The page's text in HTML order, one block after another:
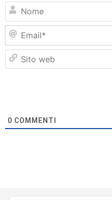
0 COMMENTI